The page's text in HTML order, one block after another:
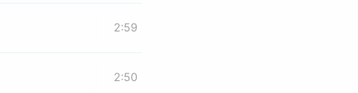
2:59
2:50